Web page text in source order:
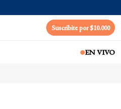
Suscribite por $10.000
EN VIVO